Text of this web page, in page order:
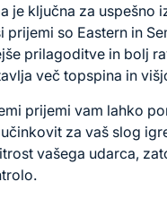
je ključna za uspešno
so Eastern in
prilagoditve in bolj
več topspina in
prijemi vam lahko
za vaš slog
vašega udarca,